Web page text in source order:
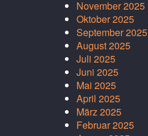
November 2025
Oktober 2025
September 2025
August 2025
Juli 2025
Juni 2025
Mai 2025
April 2025
März 2025
Februar 2025